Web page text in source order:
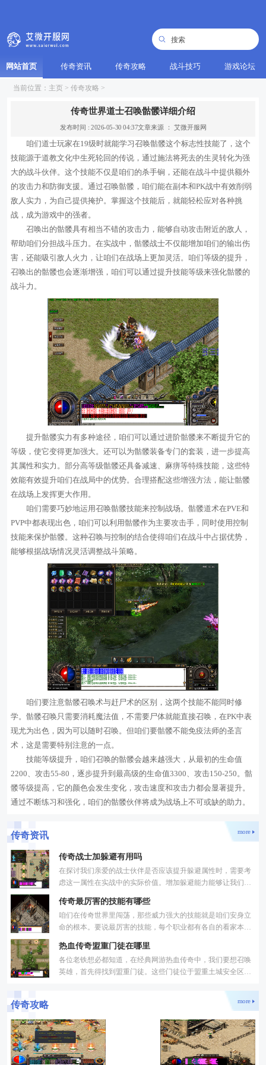
网站首页 传奇资讯 传奇攻略 战斗技巧 游戏论坛
当前位置： 主页 > 传奇攻略 >
传奇世界道士召唤骷髅详细介绍
发布时间 : 2026-05-30 04:37文章来源 ： 艾微开服网
咱们道士玩家在19级时就能学习召唤骷髅这个标志性技能了，这个
技能源于道教文化中生死轮回的传说，通过施法将死去的生灵转化为强
大的战斗伙伴。这个技能不仅是咱们的杀手锏，还能在战斗中提供额外
的攻击力和防御支援。通过召唤骷髅，咱们能在副本和PK战中有效削弱
敌人实力，为自己提供掩护。掌握这个技能后，就能轻松应对各种挑
战，成为游戏中的强者。
召唤出的骷髅具有相当不错的攻击力，能够自动攻击附近的敌人，
帮助咱们分担战斗压力。在实战中，骷髅战士不仅能增加咱们的输出伤
害，还能吸引敌人火力，让咱们在战场上更加灵活。咱们等级的提升，
召唤出的骷髅也会逐渐增强，咱们可以通过提升技能等级来强化骷髅的
战斗力。
提升骷髅实力有多种途径，咱们可以通过进阶骷髅来不断提升它的
等级，使它变得更加强大。还可以为骷髅装备专门的套装，进一步提高
其属性和实力。部分高等级骷髅还具备减速、麻痹等特殊技能，这些特
效能有效提升咱们在战局中的优势。合理搭配这些增强方法，能让骷髅
在战场上发挥更大作用。
咱们需要巧妙地运用召唤骷髅技能来控制战场。骷髅道术在PVE和
PVP中都表现出色，咱们可以利用骷髅作为主要攻击手，同时使用控制
技能来保护骷髅。这种召唤与控制的结合使得咱们在战斗中占据优势，
能够根据战场情况灵活调整战斗策略。
咱们要注意骷髅召唤术与赶尸术的区别，这两个技能不能同时修
学。骷髅召唤只需要消耗魔法值，不需要尸体就能直接召唤，在PK中表
现尤为出色，因为可以随时召唤。但咱们要骷髅不能免疫法师的圣言
术，这是需要特别注意的一点。
技能等级提升，咱们召唤的骷髅会越来越强大，从最初的生命值
2200、攻击55-80，逐步提升到最高级的生命值3300、攻击150-250。骷
髅等级提高，它的颜色会发生变化，攻击速度和攻击力都会显著提升。
通过不断练习和强化，咱们的骷髅伙伴将成为战场上不可或缺的助力。
传奇资讯 more
传奇战士加躲避有用吗
在探讨我们亲爱的战士伙伴是否应该提升躲避属性时，需要考
虑这一属性在实战中的实际价值。增加躲避能力能够让我们的
传奇最厉害的技能有哪些
咱们在传奇世界里闯荡，那些威力强大的技能就是咱们安身立
命的根本。要说最厉害的技能，每个职业都有各自的看家本
厉
热血传奇盟重门徒在哪里
各位老铁想必都知道，在经典网游热血传奇中，我们要想召唤
英雄，首先得找到盟重门徒。这些门徒位于盟重土城安全区，
传奇攻略 more